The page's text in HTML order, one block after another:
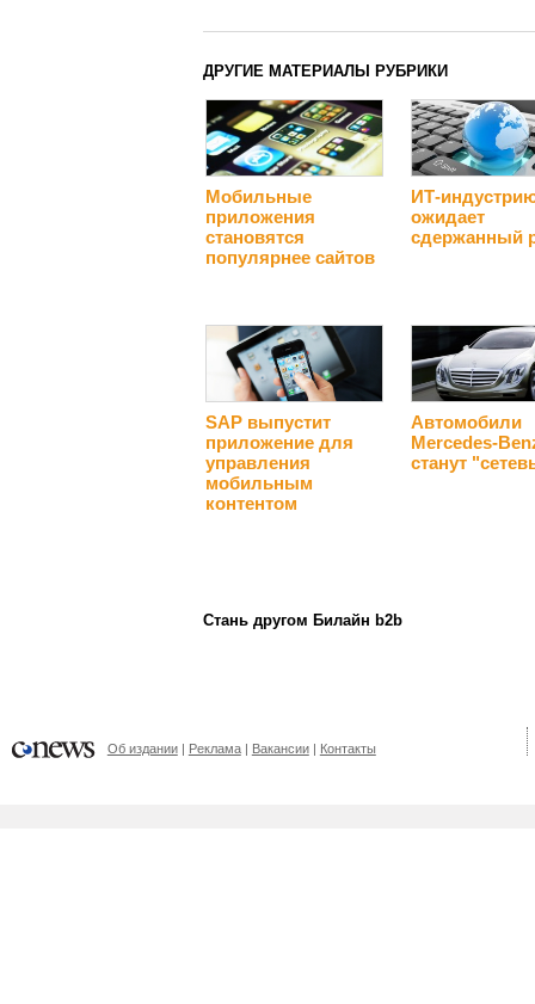
ДРУГИЕ МАТЕРИАЛЫ РУБРИКИ
Мобильные
приложения
становятся
популярнее сайтов
ИТ-
ожидает
сдержанный
SAP выпустит
приложение для
управления
мобильным
контентом
Автомобили
Mercedes-
станут
Стань другом Билайн b2b
Об издании Реклама Вакансии Контакты